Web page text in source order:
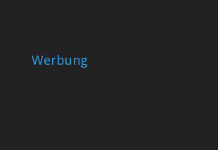
Werbung